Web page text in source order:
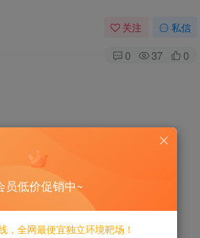
关注 私信
0 37 0
员低价促销中~
，全网最便宜独立环境靶场！